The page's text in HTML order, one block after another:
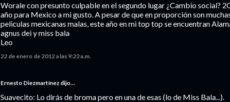
Worale con presunto culpable en el segundo lugar ¿Cambio social?
año para Mexico a mi gusto. A pesar de que en proporción son
peliculas mexicanas malas, este año en mi top top se encuentran
agnus dei y miss bala
Leo
22 de enero de 2012 a las 9:22 a.m.
Ernesto Diezmartínez dijo…
Suavecito: Lo dirás de broma pero en una de esas (lo de Miss Bala...).